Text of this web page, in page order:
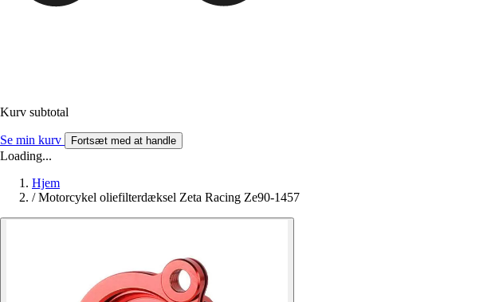
Kurv subtotal
Se min kurv Fortsæt med at handle
Loading...
Hjem
/ Motorcykel oliefilterdæksel Zeta Racing Ze90-1457